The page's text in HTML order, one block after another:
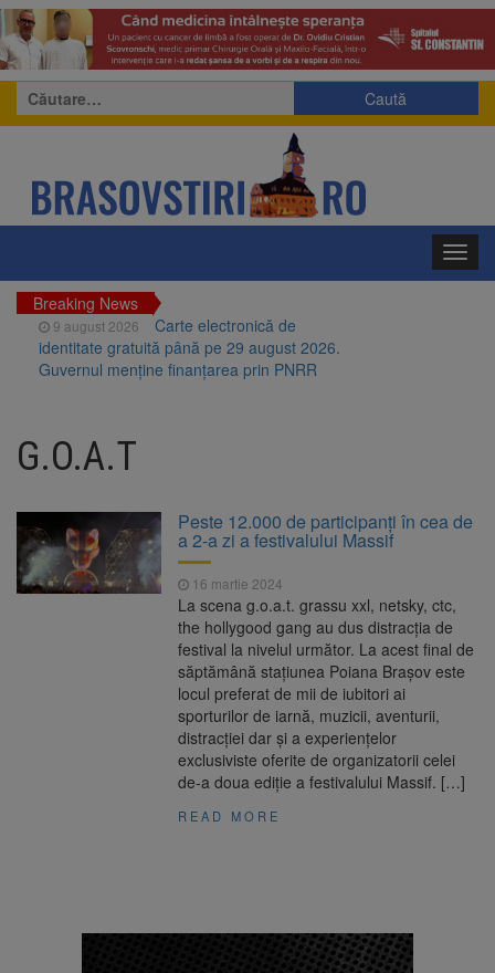
Caută
după:
Breaking News
9 august 2026
Carte electronică de
identitate gratuită până pe 29 august 2026.
Guvernul menține finanțarea prin PNRR
Brașovului vor fi restaurate. Contractul de
finanțare a fost semnat
propriul record mondial. Betty Bromage a
zburat din nou pe aripa unui avion
9 august 2026
Avocații fraților Andrew și
Tristan Tate cer eliberarea lor pe cauțiune în
Se schimbă examenul de
medic specialist. Subiecte unice în toată țara,
aceeași oră și același barem
Se schimbă regulile pentru
capsulele de cafea și ambalajele de unică
folosință. Noul regulament UE se aplică din 12
G.O.A.T
Peste 12.000 de participanţi în cea de
a 2-a zi a festivalului Massif
16 martie 2024
La scena g.o.a.t. grassu xxl, netsky, ctc,
the hollygood gang au dus distracția de
festival la nivelul următor. La acest final de
săptămână stațiunea Poiana Brașov este
locul preferat de mii de iubitori ai
sporturilor de iarnă, muzicii, aventurii,
distracției dar și a experiențelor
exclusiviste oferite de organizatorii celei
de-a doua ediție a festivalului Massif. […]
READ MORE